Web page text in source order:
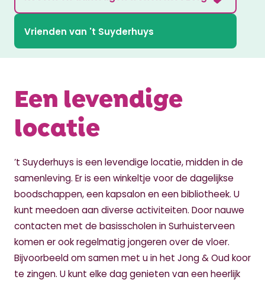
Vrienden van 't Suyderhuys
Een levendige
locatie
’t Suyderhuys is een levendige locatie, midden in de
samenleving. Er is een winkeltje voor de dagelijkse
boodschappen, een kapsalon en een bibliotheek. U
kunt meedoen aan diverse activiteiten. Door nauwe
contacten met de basisscholen in Surhuisterveen
komen er ook regelmatig jongeren over de vloer.
Bijvoorbeeld om samen met u in het Jong & Oud koor
te zingen. U kunt elke dag genieten van een heerlijk